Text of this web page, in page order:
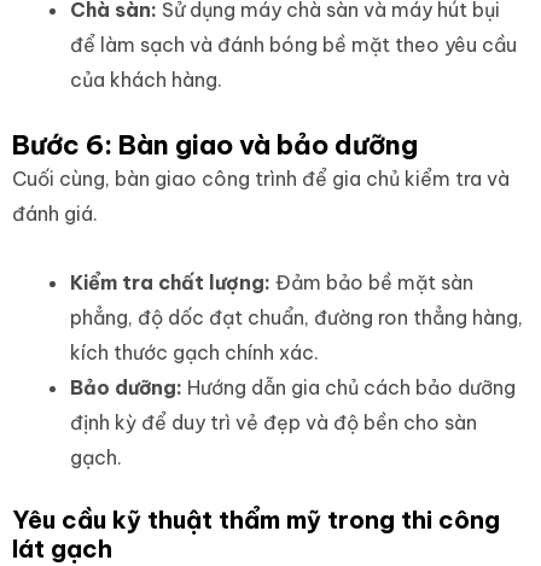
Chà sàn: Sử dụng máy chà sàn và máy hút bụi
để làm sạch và đánh bóng bề mặt theo yêu cầu
của khách hàng.
Bước 6: Bàn giao và bảo dưỡng
Cuối cùng, bàn giao công trình để gia chủ kiểm tra và
đánh giá.
Kiểm tra chất lượng: Đảm bảo bề mặt sàn
phẳng, độ dốc đạt chuẩn, đường ron thẳng hàng,
kích thước gạch chính xác.
Bảo dưỡng: Hướng dẫn gia chủ cách bảo dưỡng
định kỳ để duy trì vẻ đẹp và độ bền cho sàn
gạch.
Yêu cầu kỹ thuật thẩm mỹ trong thi công
lát gạch